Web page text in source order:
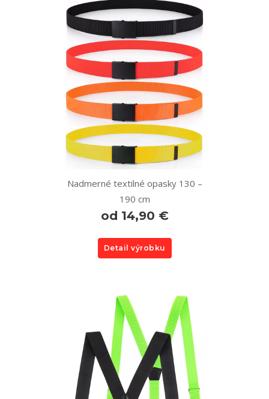
Nadmerné textilné opasky 130 –
190 cm
od 14,90 €
Detail výrobku